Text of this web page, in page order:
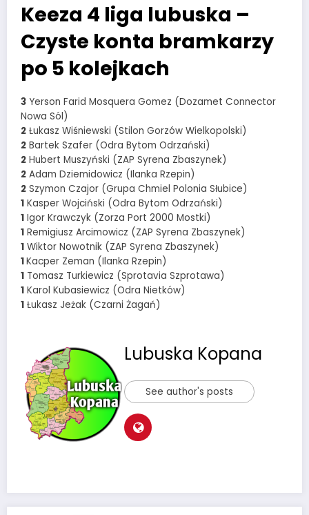
Keeza 4 liga lubuska –
Czyste konta bramkarzy
po 5 kolejkach
3 Yerson Farid Mosquera Gomez (Dozamet Connector
Nowa Sól)
2 Łukasz Wiśniewski (Stilon Gorzów Wielkopolski)
2 Bartek Szafer (Odra Bytom Odrzański)
2 Hubert Muszyński (ZAP Syrena Zbaszynek)
2 Adam Dziemidowicz (Ilanka Rzepin)
2 Szymon Czajor (Grupa Chmiel Polonia Słubice)
1 Kasper Wojciński (Odra Bytom Odrzański)
1 Igor Krawczyk (Zorza Port 2000 Mostki)
1 Remigiusz Arcimowicz (ZAP Syrena Zbaszynek)
1 Wiktor Nowotnik (ZAP Syrena Zbaszynek)
1Kacper Zeman (Ilanka Rzepin)
1 Tomasz Turkiewicz (Sprotavia Szprotawa)
1 Karol Kubasiewicz (Odra Nietków)
1 Łukasz Jeżak (Czarni Żagań)
Lubuska Kopana
See author's posts